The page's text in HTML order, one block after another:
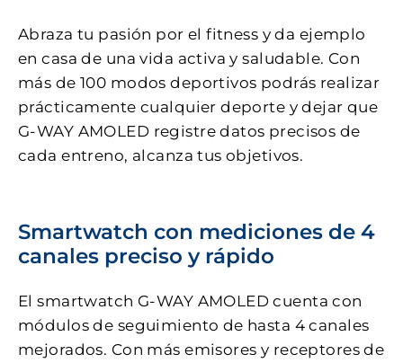
Abraza tu pasión por el fitness y da ejemplo
en casa de una vida activa y saludable. Con
más de 100 modos deportivos podrás realizar
prácticamente cualquier deporte y dejar que
G-WAY AMOLED registre datos precisos de
cada entreno, alcanza tus objetivos.
Smartwatch con mediciones de 4
canales preciso y rápido
El smartwatch G-WAY AMOLED cuenta con
módulos de seguimiento de hasta 4 canales
mejorados. Con más emisores y receptores de